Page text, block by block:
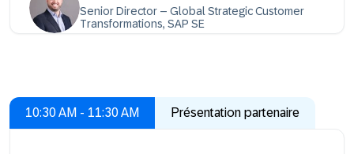
Senior Director – Global Strategic Customer
Transformations, SAP SE
10:30 AM - 11:30 AM Présentation partenaire